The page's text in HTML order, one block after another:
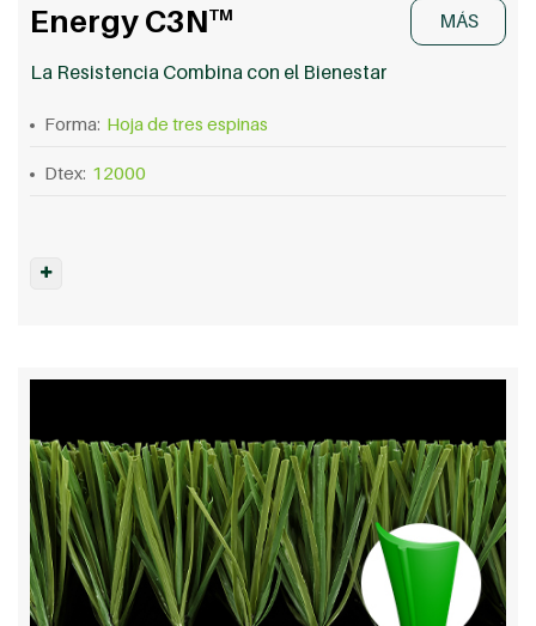
Energy C3NTM MÁS
La Resistencia Combina con el Bienestar
Forma: Hoja de tres espinas
Dtex: 12000